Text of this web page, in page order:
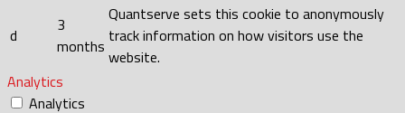
d
3
months
Quantserve sets this cookie to anonymously
track information on how visitors use the
website.
Analytics
Analytics